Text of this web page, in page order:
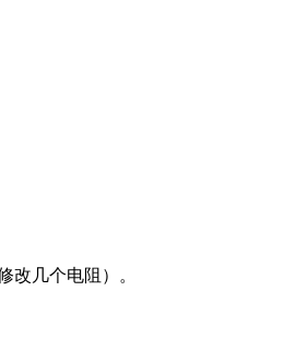
改几个电阻）。